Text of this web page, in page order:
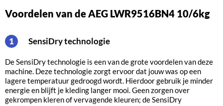
Voordelen van de AEG LWR9516BN4 10/6kg
1 SensiDry technologie
De SensiDry technologie is een van de grote voordelen van deze
machine. Deze technologie zorgt ervoor dat jouw was op een
lagere temperatuur gedroogd wordt. Hierdoor gebruik je minder
energie en blijft je kleding langer mooi. Geen zorgen over
gekrompen kleren of vervagende kleuren; de SensiDry